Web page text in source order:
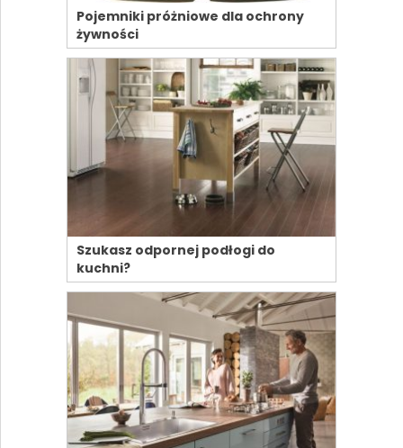
Pojemniki próżniowe dla ochrony
żywności
Szukasz odpornej podłogi do
kuchni?